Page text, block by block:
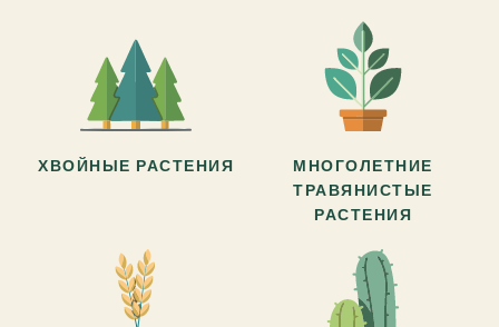
ХВОЙНЫЕ РАСТЕНИЯ
МНОГОЛЕТНИЕ
ТРАВЯНИСТЫЕ
РАСТЕНИЯ